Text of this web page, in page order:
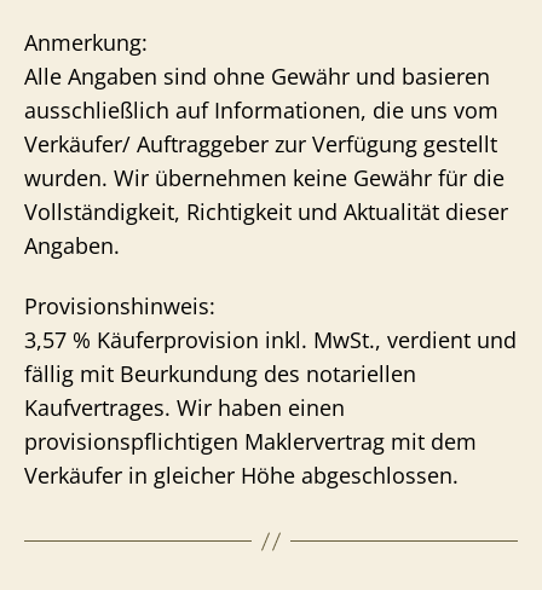
Anmerkung:
Alle Angaben sind ohne Gewähr und basieren
ausschließlich auf Informationen, die uns vom
Verkäufer/ Auftraggeber zur Verfügung gestellt
wurden. Wir übernehmen keine Gewähr für die
Vollständigkeit, Richtigkeit und Aktualität dieser
Angaben.
Provisionshinweis:
3,57 % Käuferprovision inkl. MwSt., verdient und
fällig mit Beurkundung des notariellen
Kaufvertrages. Wir haben einen
provisionspflichtigen Maklervertrag mit dem
Verkäufer in gleicher Höhe abgeschlossen.